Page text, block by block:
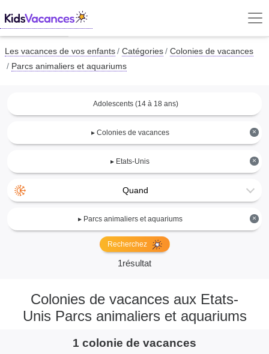
Les vacances de vos enfants Catégories
Colonies de vacances
Parcs animaliers et aquariums
Adolescents (14 à 18 ans)
×
▸ Colonies de vacances
×
▸ Etats-Unis
Quand
×
▸ Parcs animaliers et aquariums
Recherchez
1résultat
Colonies de vacances aux Etats-
Unis Parcs animaliers et aquariums
1 colonie de vacances